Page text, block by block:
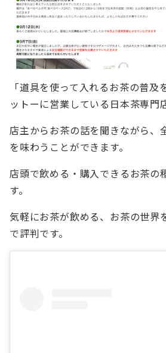
「道具を使って入れるお茶の普及
ットーに営業している日本茶専門
店主からお茶の話を聞きながら、
を味わうことができます。
店頭で飲める・購入できるお茶の
す。
気軽にお茶が飲める、お茶の世界
で評判です。